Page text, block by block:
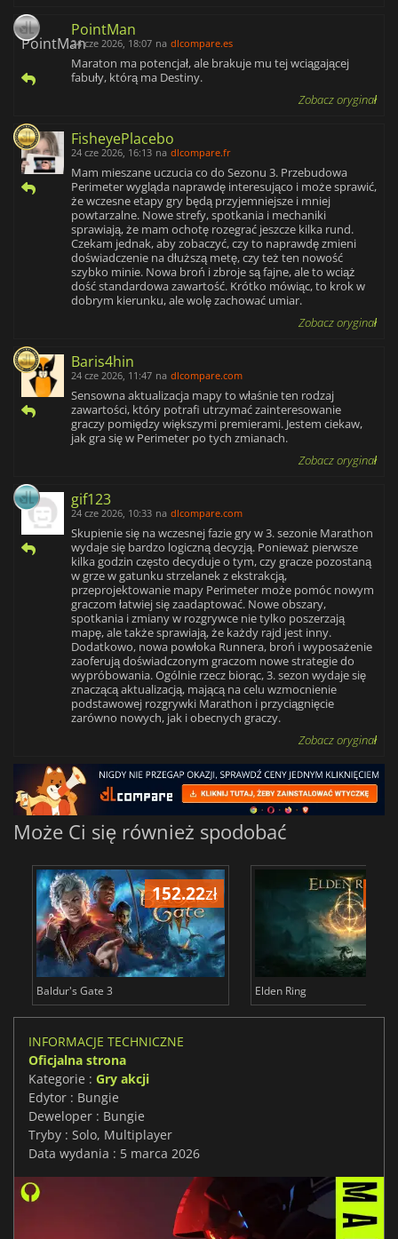
PointMan
24 cze 2026, 18:07 na dlcompare.es
Maraton ma potencjał, ale brakuje mu tej wciągającej
fabuły, którą ma Destiny.
Zobacz oryginał
FisheyePlacebo
24 cze 2026, 16:13 na dlcompare.fr
Mam mieszane uczucia co do Sezonu 3. Przebudowa
Perimeter wygląda naprawdę interesująco i może sprawić,
że wczesne etapy gry będą przyjemniejsze i mniej
powtarzalne. Nowe strefy, spotkania i mechaniki
sprawiają, że mam ochotę rozegrać jeszcze kilka rund.
Czekam jednak, aby zobaczyć, czy to naprawdę zmieni
doświadczenie na dłuższą metę, czy też ten nowość
szybko minie. Nowa broń i zbroje są fajne, ale to wciąż
dość standardowa zawartość. Krótko mówiąc, to krok w
dobrym kierunku, ale wolę zachować umiar.
Zobacz oryginał
Baris4hin
24 cze 2026, 11:47 na dlcompare.com
Sensowna aktualizacja mapy to właśnie ten rodzaj
zawartości, który potrafi utrzymać zainteresowanie
graczy pomiędzy większymi premierami. Jestem ciekaw,
jak gra się w Perimeter po tych zmianach.
Zobacz oryginał
gif123
24 cze 2026, 10:33 na dlcompare.com
Skupienie się na wczesnej fazie gry w 3. sezonie Marathon
wydaje się bardzo logiczną decyzją. Ponieważ pierwsze
kilka godzin często decyduje o tym, czy gracze pozostaną
w grze w gatunku strzelanek z ekstrakcją,
przeprojektowanie mapy Perimeter może pomóc nowym
graczom łatwiej się zaadaptować. Nowe obszary,
spotkania i zmiany w rozgrywce nie tylko poszerzają
mapę, ale także sprawiają, że każdy rajd jest inny.
Dodatkowo, nowa powłoka Runnera, broń i wyposażenie
zaoferują doświadczonym graczom nowe strategie do
wypróbowania. Ogólnie rzecz biorąc, 3. sezon wydaje się
znaczącą aktualizacją, mającą na celu wzmocnienie
podstawowej rozgrywki Marathon i przyciągnięcie
zarówno nowych, jak i obecnych graczy.
Zobacz oryginał
Może Ci się również spodobać
152.22zł
Baldur's Gate 3 Elden Ring
INFORMACJE TECHNICZNE
Oficjalna strona
Kategorie : Gry akcji
Edytor : Bungie
Deweloper : Bungie
Tryby : Solo, Multiplayer
Data wydania : 5 marca 2026